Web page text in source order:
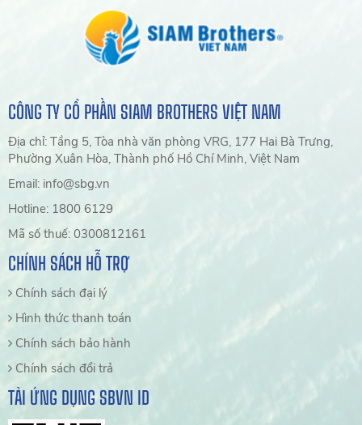
CÔNG TY CỔ PHẦN SIAM BROTHERS VIỆT NAM
Địa chỉ: Tầng 5, Tòa nhà văn phòng VRG, 177 Hai Bà Trưng,
Phường Xuân Hòa, Thành phố Hồ Chí Minh, Việt Nam
Email: info@sbg.vn
Hotline: 1800 6129
Mã số thuế: 0300812161
CHÍNH SÁCH HỖ TRỢ
Chính sách đại lý
Hình thức thanh toán
Chính sách bảo hành
Chính sách đổi trả
TẢI ỨNG DỤNG SBVN ID